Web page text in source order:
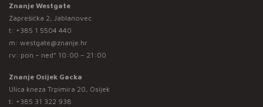
Znanje Westgate
Zaprešićka 2, Jablanovec
t: +385 1 5504 440
m: westgate@znanje.hr
rv: pon – ned* 10:00 – 21:00
Znanje Osijek Gacka
Ulica kneza Trpimira 20, Osijek
t: +385 31 322 938